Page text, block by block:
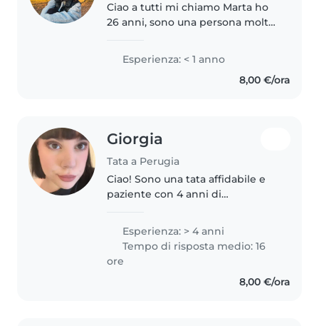
Ciao a tutti mi chiamo Marta ho
26 anni, sono una persona molto
terminato la mia esperienza in
Francia dove mi occupavo di due
bambini meravigliosi, vorrei..
Esperienza: < 1 anno
8,00 €/ora
Giorgia
Tata a Perugia
Ciao! Sono una tata affidabile e
paziente con 4 anni di
prescolare, scolari e bambini
piccoli. Adoro disegnare, leggere
e giocare con i bambini. Sono..
Esperienza: > 4 anni
Tempo di risposta medio: 16
ore
8,00 €/ora